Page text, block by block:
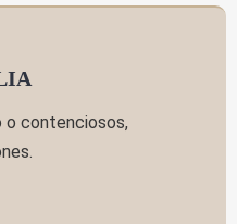
o contenciosos,